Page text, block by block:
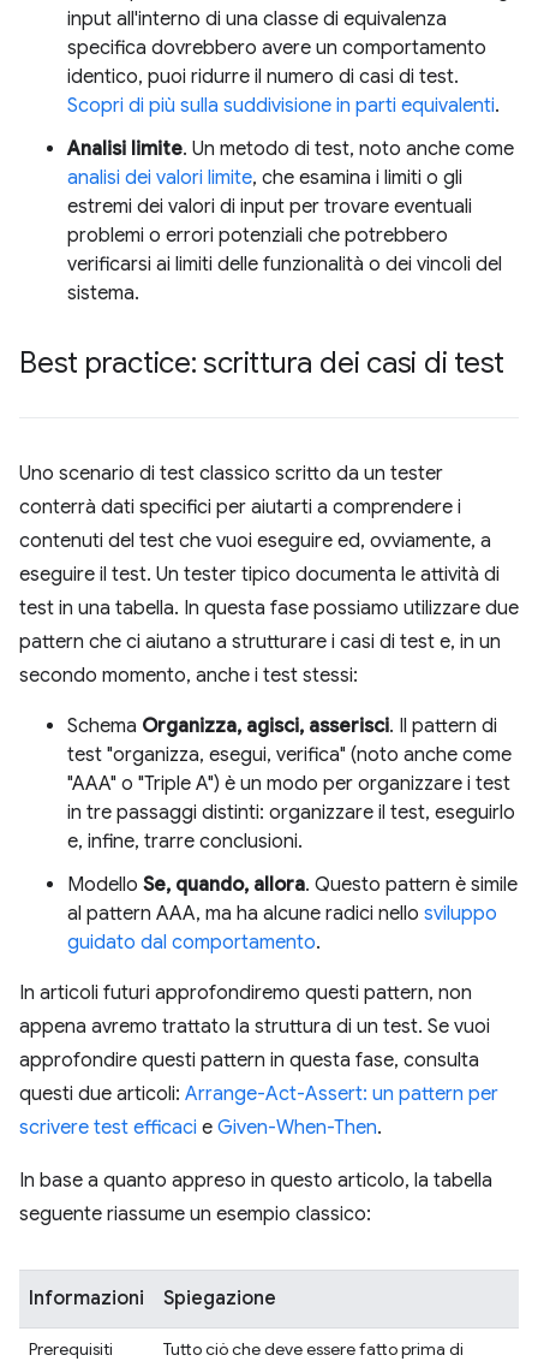
input all'interno di una classe di equivalenza
specifica dovrebbero avere un comportamento
identico, puoi ridurre il numero di casi di test.
Scopri di più sulla suddivisione in parti equivalenti.
Analisi limite. Un metodo di test, noto anche come
analisi dei valori limite, che esamina i limiti o gli
estremi dei valori di input per trovare eventuali
problemi o errori potenziali che potrebbero
verificarsi ai limiti delle funzionalità o dei vincoli del
sistema.
Best practice: scrittura dei casi di test
Uno scenario di test classico scritto da un tester
conterrà dati specifici per aiutarti a comprendere i
contenuti del test che vuoi eseguire ed, ovviamente, a
eseguire il test. Un tester tipico documenta le attività di
test in una tabella. In questa fase possiamo utilizzare due
pattern che ci aiutano a strutturare i casi di test e, in un
secondo momento, anche i test stessi:
Schema Organizza, agisci, asserisci. Il pattern di
test "organizza, esegui, verifica" (noto anche come
"AAA" o "Triple A") è un modo per organizzare i test
in tre passaggi distinti: organizzare il test, eseguirlo
e, infine, trarre conclusioni.
Modello Se, quando, allora. Questo pattern è simile
al pattern AAA, ma ha alcune radici nello sviluppo
guidato dal comportamento.
In articoli futuri approfondiremo questi pattern, non
appena avremo trattato la struttura di un test. Se vuoi
approfondire questi pattern in questa fase, consulta
questi due articoli: Arrange-Act-Assert: un pattern per
scrivere test efficaci e Given-When-Then.
In base a quanto appreso in questo articolo, la tabella
seguente riassume un esempio classico:
Informazioni Spiegazione
Prerequisiti
Tutto ciò che deve essere fatto prima di